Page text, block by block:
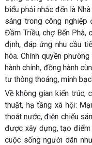
biểu phải nhắc đến là
sáng trong công nghiệp
Đầm Triều, chợ Bến Phà,
định, đáp ứng nhu cầu
hóa. Chính quyền
hành chính, đồng hành
tư thông thoáng, minh
Về không gian kiến trúc,
thuật, hạ tầng xã hội:
thoát nước, điện chiếu
được xây dựng, tạo
cuộc sống người dân